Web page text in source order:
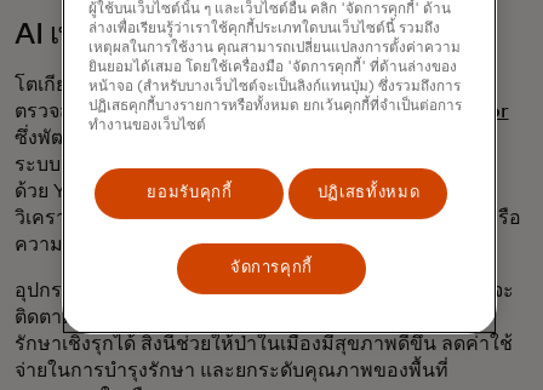
AI เพื่อสุขภาพต้นไม้ในเมือง
โตเกียวกำลังใช้ประโยชน์จากปัญญาประดิษฐ์ (AI) ในการ
ตรวจสอบและปกป้องต้นไม้ในเมืองผ่านระบบ Plant Doctor
ซึ่งพัฒนาโดยมหาวิทยาลัยวาเซดะและมหาวิทยาลัยริวโคคุ
ระบบนี้ใช้เทคโนโลยีการประมวลผลภาพขั้นสูงที่ขับเคลื่อน
ด้วย YOLOv8, DeepSORT และ DeepLabV3+ ในการ
วิเคราะห์ภาพต้นไม้ริมถนนเพื่อตรวจจับสัญญาณของโรคหรือ
ความเสียหายจากศัตรูพืช
อุปกรณ์ Plant Doctor ซึ่งติดตั้งบนโดรนหรือยานพาหนะ จะ
ติดตามสุขภาพของใบไม้แต่ละใบและช่วยให้สามารถดูแล
รักษาเชิงรุกได้ สิ่งนี้ช่วยให้ป่าในเมืองมีสุขภาพดีขึ้น ลดค่าใช้
จ่ายในการบำรุงรักษา และยกระดับคุณภาพของพื้นที่
ผู้ใช้บนเว็บไซต์นั้น ๆ และเว็บไซต์อื่น คลิก 'จัดการคุกกี้' ด้าน
ล่างเพื่อเรียนรู้ว่าเราใช้คุกกี้ประเภทใดบนเว็บไซต์นี้ รวมถึง
เหตุผลในการใช้งาน คุณสามารถเปลี่ยนแปลงการตั้งค่าความ
ยินยอมได้เสมอ โดยใช้เครื่องมือ 'จัดการคุกกี้' ที่ด้านล่างของ
หน้าจอ (สำหรับบางเว็บไซต์จะเป็นลิงก์แทนปุ่ม) ซึ่งรวมถึงการ
ปฏิเสธคุกกี้บางรายการหรือทั้งหมด ยกเว้นคุกกี้ที่จำเป็นต่อการ
ทำงานของเว็บไซต์
ยอมรับคุกกี้ ปฏิเสธทั้งหมด
จัดการคุกกี้